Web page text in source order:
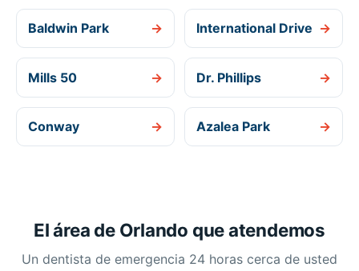
Baldwin Park → International Drive →
Mills 50 → Dr. Phillips →
Conway → Azalea Park →
El área de Orlando que atendemos
Un dentista de emergencia 24 horas cerca de usted